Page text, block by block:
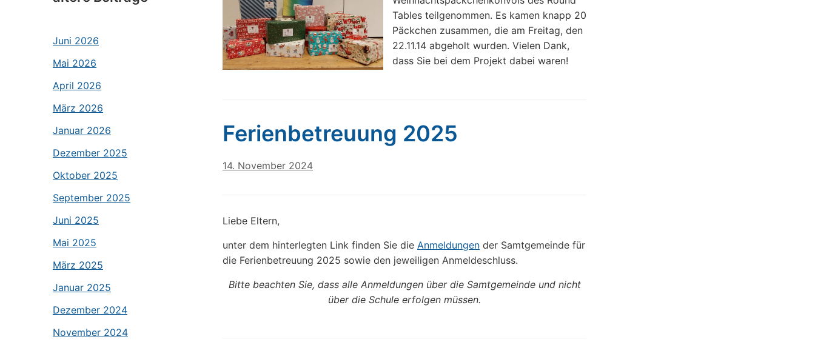
Juni 2026
Mai 2026
April 2026
März 2026
Januar 2026
Dezember 2025
Oktober 2025
September 2025
Juni 2025
Mai 2025
März 2025
Januar 2025
Dezember 2024
November 2024
Tables teilgenommen. Es kamen knapp 20
Päckchen zusammen, die am Freitag, den
22.11.14 abgeholt wurden. Vielen Dank,
dass Sie bei dem Projekt dabei waren!
Ferienbetreuung 2025
14. November 2024
Liebe Eltern,
unter dem hinterlegten Link finden Sie die Anmeldungen der Samtgemeinde für
die Ferienbetreuung 2025 sowie den jeweiligen Anmeldeschluss.
Bitte beachten Sie, dass alle Anmeldungen über die Samtgemeinde und nicht
über die Schule erfolgen müssen.